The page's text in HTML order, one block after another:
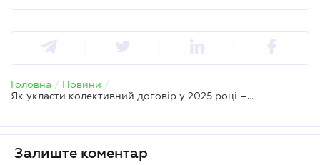
Головна / Новини /
Як укласти колективний договір у 2025 році – покрокова інструкція від Пенсійного фонду
Залиште коментар